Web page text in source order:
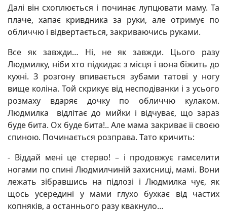
Далі він схоплюється і починає лупцювати маму. Та
плаче, хапає кривдника за руки, але отримує по
обличчю і відвертається, закриваючись руками.
Все як завжди… Ні, не як завжди. Цього разу
Людмилку, ніби хто підкидає з місця і вона біжить до
кухні. З розгону впивається зубами татові у ногу
вище коліна. Той скрикує від несподіванки і з усього
розмаху вдаряє дочку по обличчю кулаком.
Людмилка відлітає до мийки і відчуває, що зараз
буде бита. Ох буде бита!.. Але мама закриває її своєю
спиною. Починається розправа. Тато кричить:
- Віддай мені це стерво! – і продовжує гамселити
ногами по спині Людмилчиній захисниці, мамі. Вони
лежать зібравшись на підлозі і Людмилка чує, як
щось усередині у мами глухо бухкає від частих
копняків, а останнього разу квакнуло…